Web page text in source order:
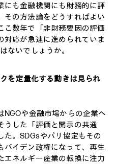
にも金融機関にも財務的に評
その方法論をどうすればよい
こ数年で「非財務要因の評価
対応が急速に進められていま
ないでしょうか。
を定量化する動きは見られ
や金融市場からの企業へ
うした「評価と開示の共通
。SDGsやパリ協定もその
バイデン政権になって、再生
エネルギー産業の転換に注力